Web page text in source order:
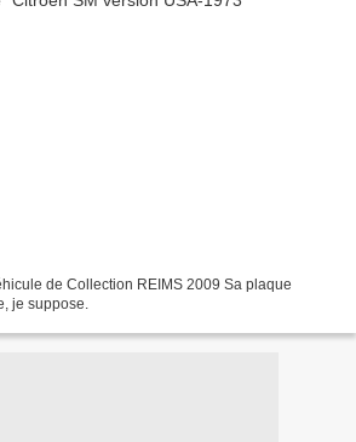
de Collection REIMS 2009 Sa plaque
je suppose.